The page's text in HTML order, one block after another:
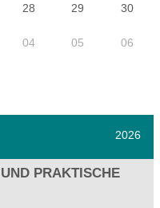
28 29 30
04 05 06
2026
PRAKTISCHE